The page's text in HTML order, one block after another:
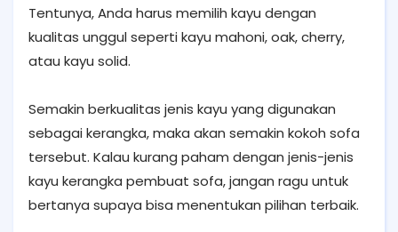
Tentunya, Anda harus memilih kayu dengan
kualitas unggul seperti kayu mahoni, oak, cherry,
atau kayu solid.
Semakin berkualitas jenis kayu yang digunakan
sebagai kerangka, maka akan semakin kokoh sofa
tersebut. Kalau kurang paham dengan jenis-jenis
kayu kerangka pembuat sofa, jangan ragu untuk
bertanya supaya bisa menentukan pilihan terbaik.